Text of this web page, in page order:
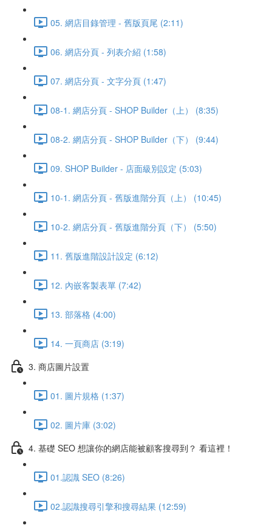
05. 網店目錄管理 - 舊版頁尾 (2:11)
06. 網店分頁 - 列表介紹 (1:58)
07. 網店分頁 - 文字分頁 (1:47)
08-1. 網店分頁 - SHOP Builder（上） (8:35)
08-2. 網店分頁 - SHOP Builder（下） (9:44)
09. SHOP Builder - 店面級別設定 (5:03)
10-1. 網店分頁 - 舊版進階分頁（上） (10:45)
10-2. 網店分頁 - 舊版進階分頁（下） (5:50)
11. 舊版進階設計設定 (6:12)
12. 內嵌客製表單 (7:42)
13. 部落格 (4:00)
14. 一頁商店 (3:19)
3. 商店圖片設置
01. 圖片規格 (1:37)
02. 圖片庫 (3:02)
4. 基礎 SEO 想讓你的網店能被顧客搜尋到？ 看這裡！
01.認識 SEO (8:26)
02.認識搜尋引擎和搜尋結果 (12:59)